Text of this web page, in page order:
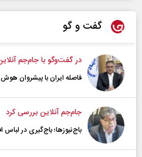
گفت و گو
در گفت‌و‌گو با جام‌جم
فاصله ایران با پیشرو‌ان
جام‌جم آنلاین بررسی کرد
باج‌نیوزها؛ باج‌گیری در لباس